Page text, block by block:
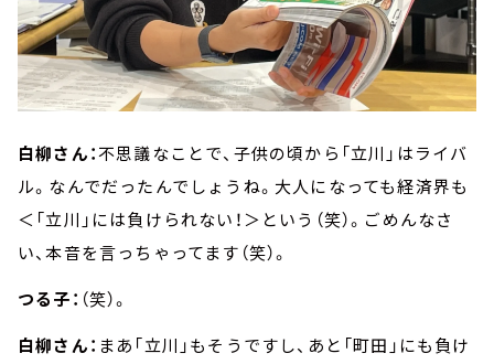
白柳さん：不思議なことで、子供の頃から「立川」はライバ
ル。なんでだったんでしょうね。大人になっても経済界も
＜「立川」には負けられない！＞という（笑）。ごめんなさ
い、本音を言っちゃってます（笑）。
つる子： （笑）。
白柳さん： まあ「立川」もそうですし、あと「町田」にも負け